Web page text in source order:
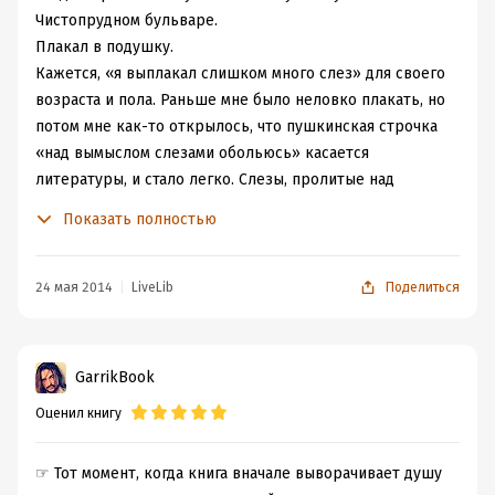
Чистопрудном бульваре.
Плакал в подушку.
Кажется, «я выплакал слишком много слез» для своего
возраста и пола. Раньше мне было неловко плакать, но
потом мне как-то открылось, что пушкинская строчка
«над вымыслом слезами обольюсь» касается
литературы, и стало легко. Слезы, пролитые над
задние карманы всех своих штанов по носовому платку.
совершенно невозможно остаться с сухими глазами,
потому что роман о милосердии. О сострадании и
любви к человеку. По сути, «Лавр» – агиографическая
русского средневекового врача, целителя, четыре
Показать полностью
24 мая 2014 LiveLib Поделиться
GarrikBook
Оценил книгу
☞ Тот момент, когда книга вначале выворачивает душу